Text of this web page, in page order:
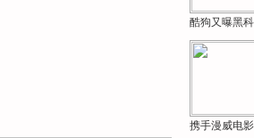
酷狗又曝黑
携手漫威电